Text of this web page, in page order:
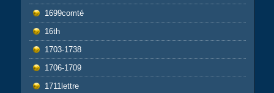
1699comté
16th
1703-1738
1706-1709
1711lettre